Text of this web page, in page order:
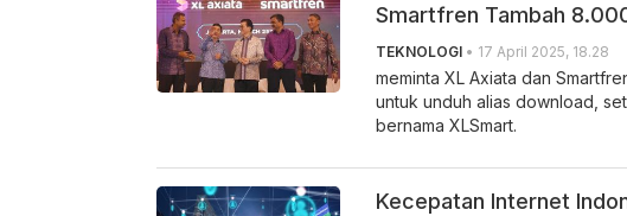
Smartfren Tambah
TEKNOLOGI • 17 April 2025, 18.28
meminta XL Axiata dan
untuk unduh alias download,
bernama XLSmart.
Kecepatan Internet